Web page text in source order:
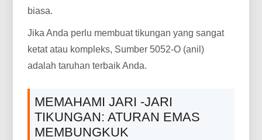
biasa.
Jika Anda perlu membuat tikungan yang sangat
ketat atau kompleks, Sumber 5052-O (anil)
adalah taruhan terbaik Anda.
MEMAHAMI JARI -JARI
TIKUNGAN: ATURAN EMAS
MEMBUNGKUK